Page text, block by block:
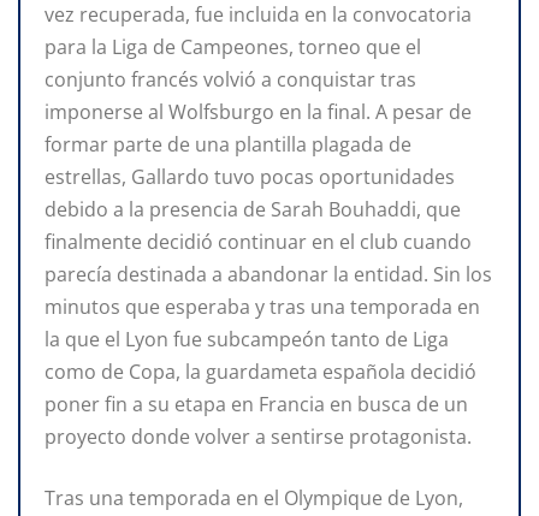
vez recuperada, fue incluida en la convocatoria
para la Liga de Campeones, torneo que el
conjunto francés volvió a conquistar tras
imponerse al Wolfsburgo en la final. A pesar de
formar parte de una plantilla plagada de
estrellas, Gallardo tuvo pocas oportunidades
debido a la presencia de Sarah Bouhaddi, que
finalmente decidió continuar en el club cuando
parecía destinada a abandonar la entidad. Sin los
minutos que esperaba y tras una temporada en
la que el Lyon fue subcampeón tanto de Liga
como de Copa, la guardameta española decidió
poner fin a su etapa en Francia en busca de un
proyecto donde volver a sentirse protagonista.
Tras una temporada en el Olympique de Lyon,